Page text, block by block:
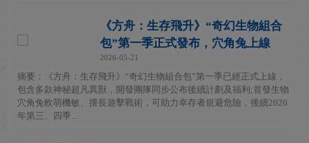
《方舟：生存飛升》“奇幻生物組合
包”第一季正式發布，穴角兔上線
2026-05-21
摘要：《方舟：生存飛升》“奇幻生物組合包”第一季已經正式上線，
包含多款神秘超凡異獸，開發團隊同步公布後續計劃及福利;首發生物
穴角兔軟萌機敏、擅長遊擊戰術，可助力幸存者規避危險，後續2026
年第三、四季...